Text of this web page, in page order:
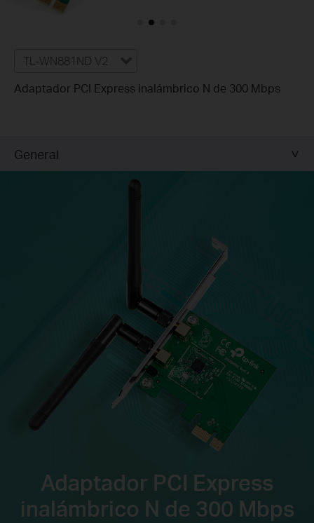
TL-WN881ND V2
Adaptador PCI Express inalámbrico N de 300 Mbps
General
Adaptador PCI Express
inalámbrico N de 300 Mbps